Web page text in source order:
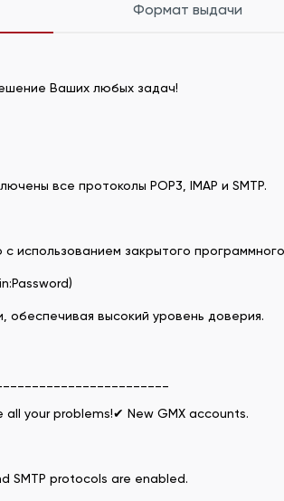
Формат выдачи
Ваших любых задач!
все протоколы POP3, IMAP и SMTP.
использованием закрытого
обеспечивая высокий уровень доверия.
your problems!✔ New GMX accounts.
SMTP protocols are enabled.